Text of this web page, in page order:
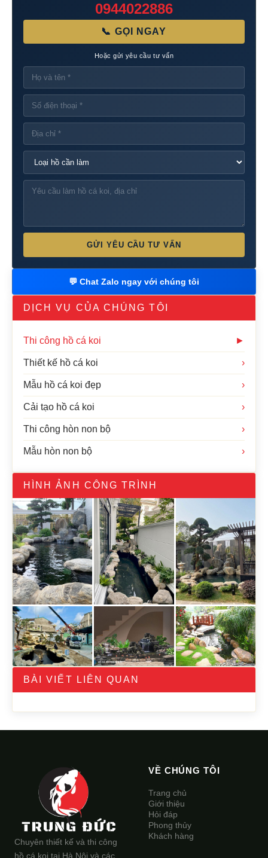
0944022886
📞 GỌI NGAY
Hoặc gửi yêu cầu tư vấn
GỬI YÊU CẦU TƯ VẤN
💬 Chat Zalo ngay với chúng tôi
DỊCH VỤ CỦA CHÚNG TÔI
Thi công hồ cá koi ►
Thiết kế hồ cá koi ›
Mẫu hồ cá koi đẹp ›
Cải tạo hồ cá koi ›
Thi công hòn non bộ ›
Mẫu hòn non bộ ›
HÌNH ẢNH CÔNG TRÌNH
BÀI VIẾT LIÊN QUAN
Chuyên thiết kế và thi công
hồ cá koi tại Hà Nội và các
VỀ CHÚNG TÔI
Trang chủ
Giới thiệu
Hỏi đáp
Phong thủy
Khách hàng